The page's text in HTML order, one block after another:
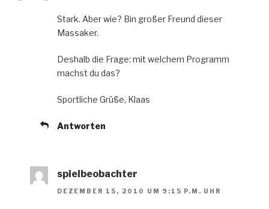
Stark. Aber wie? Bin großer Freund dieser
Massaker.
Deshalb die Frage: mit welchem Programm
machst du das?
Sportliche Grüße, Klaas
Antworten
spielbeobachter
DEZEMBER 15, 2010 UM 9:15 P.M. UHR